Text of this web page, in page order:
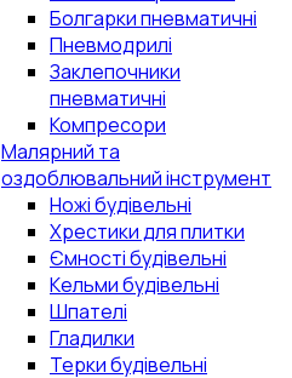
Болгарки пневматичні
Пневмодрилі
Заклепочники
пневматичні
Компресори
Малярний та
оздоблювальний інструмент
Ножі будівельні
Хрестики для плитки
Ємності будівельні
Кельми будівельні
Шпателі
Гладилки
Терки будівельні